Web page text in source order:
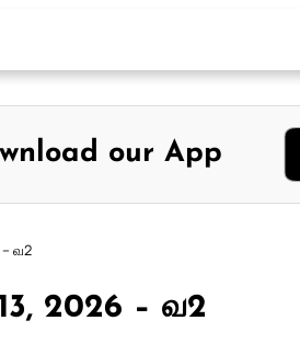
our App
– வ2
2026 – வ2